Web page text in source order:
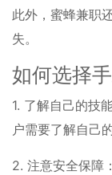
此外，蜜蜂兼职
失。
如何选择
1. 了解自己的技
户需要了解自己
2. 注意安全保障